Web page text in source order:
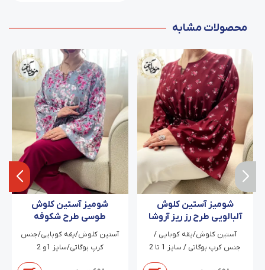
محصولات مشابه
شومیز آستین کلوش
آلبالویی طرح رز ریز آروشا
آستین کلوش/یقه کوبایی /
جنس کرپ بوگاتی / سایز 1 تا 2
شومیز آستین کلوش
طوسی طرح شکوفه
سرخابی
آستین کلوش/یقه کوبایی/جنس
کرپ بوگاتی/سایز 1و 2